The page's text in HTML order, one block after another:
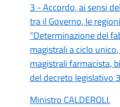
3 - Accordo, ai sensi
tra il Governo, le
“Determinazione del
magistrali a ciclo
magistrali farmacista,
del decreto legislativo
Ministro CALDEROLI.